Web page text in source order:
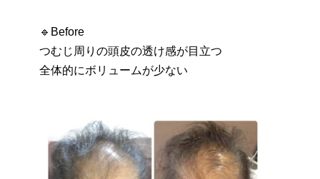
🔹Before
つむじ周りの頭皮の透け感が目立つ
全体的にボリュームが少ない